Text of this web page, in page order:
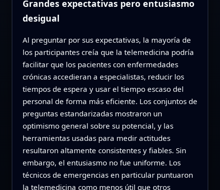
Grandes expectativas pero entusiasmo
desigual
Al preguntar por sus expectativas, la mayoría de
los participantes creía que la telemedicina podría
facilitar que los pacientes con enfermedades
crónicas accedieran a especialistas, reducir los
tiempos de espera y usar el tiempo escaso del
personal de forma más eficiente. Los conjuntos de
preguntas estandarizadas mostraron un
optimismo general sobre su potencial, y las
herramientas usadas para medir actitudes
resultaron altamente consistentes y fiables. Sin
embargo, el entusiasmo no fue uniforme. Los
técnicos de emergencias en particular puntuaron
la telemedicina como menos útil que otros